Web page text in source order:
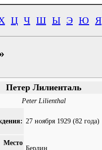
Ц Ч Ш Ы Э Ю Я
Петер Лилиенталь
Peter Lilienthal
27 ноября 1929 (82 года)
Место
Берлин